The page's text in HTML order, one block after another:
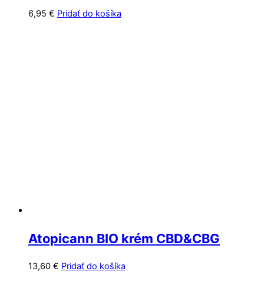
6,95 € Pridať do košíka
Atopicann BIO krém CBD&CBG
13,60 € Pridať do košíka